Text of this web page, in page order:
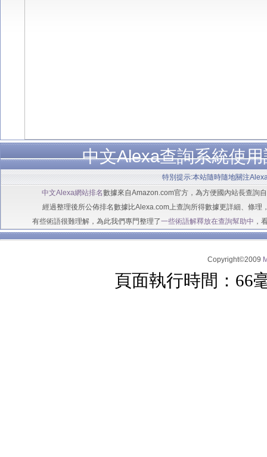
中文Alexa查詢系統使
特別提示:本站隨時隨地關注
中文Alexa網站排名數據來自Amazon.com官方，為方便國內站長查詢
經過整理後所公佈排名數據比Alexa.com上查詢所得數據更詳細、條理
有些術語很難理解，為此我們專門整理了一些術語解釋放在查詢幫助中 ，
Copyright©2009
頁面執行時間：66